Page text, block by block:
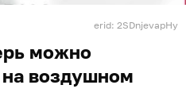
erid: 2SDnjevapHy
можно
на воздушном